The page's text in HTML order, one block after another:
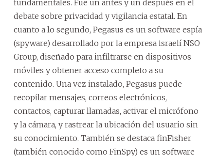
fundamentales. Fue un antes y un después en el
debate sobre privacidad y vigilancia estatal. En
cuanto a lo segundo, Pegasus es un software espía
(spyware) desarrollado por la empresa israelí NSO
Group, diseñado para infiltrarse en dispositivos
móviles y obtener acceso completo a su
contenido. Una vez instalado, Pegasus puede
recopilar mensajes, correos electrónicos,
contactos, capturar llamadas, activar el micrófono
y la cámara, y rastrear la ubicación del usuario sin
su conocimiento. También se destaca finFisher
(también conocido como FinSpy) es un software